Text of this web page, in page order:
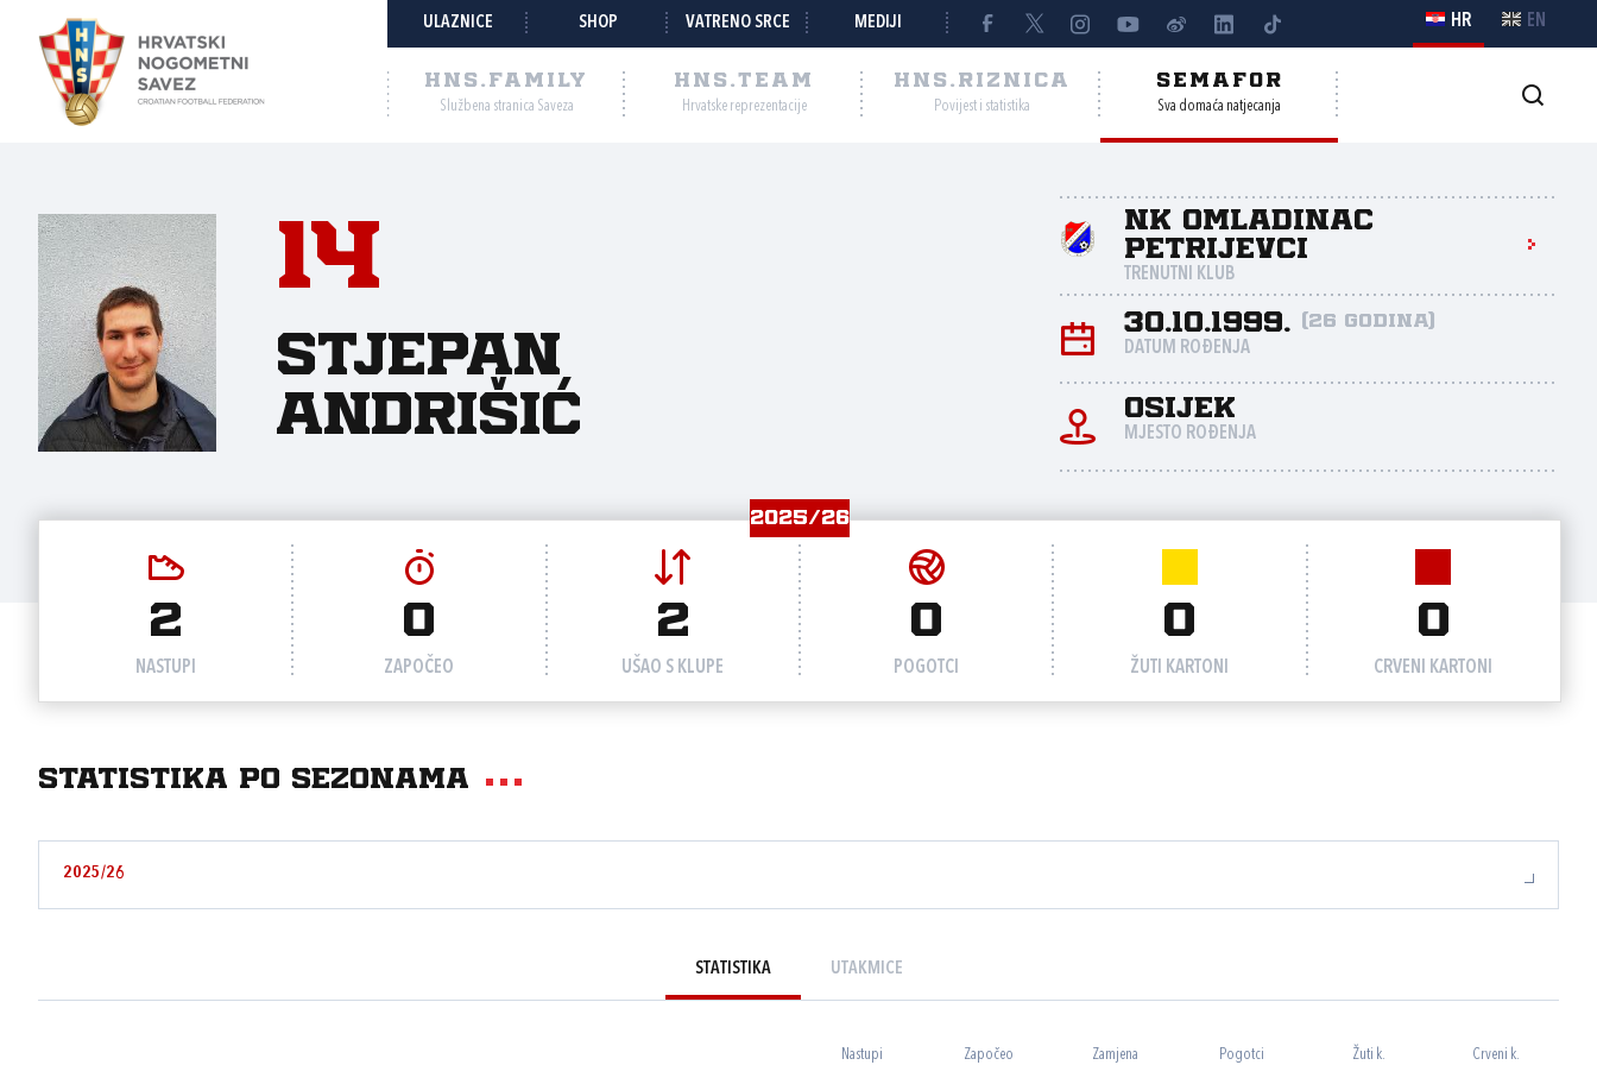
ULAZNICE SHOP VATRENO SRCE MEDIJI HR EN
HNS.FAMILY
Službena stranica Saveza
HNS.TEAM
Hrvatske reprezentacije
HNS.RIZNICA
Povijest i statistika
SEMAFOR
Sva domaća natjecanja
14
Stjepan
Andrišić
NK Omladinac
Petrijevci
TRENUTNI KLUB
30.10.1999. (26 godina)
DATUM ROĐENJA
Osijek
MJESTO ROĐENJA
2025/26
2
NASTUPI
0
ZAPOČEO
2
UŠAO S KLUPE
0
POGOTCI
0
ŽUTI KARTONI
0
CRVENI KARTONI
Statistika po sezonama
2025/26
STATISTIKA UTAKMICE
Nastupi Započeo Zamjena Pogotci Žuti k. Crveni k.